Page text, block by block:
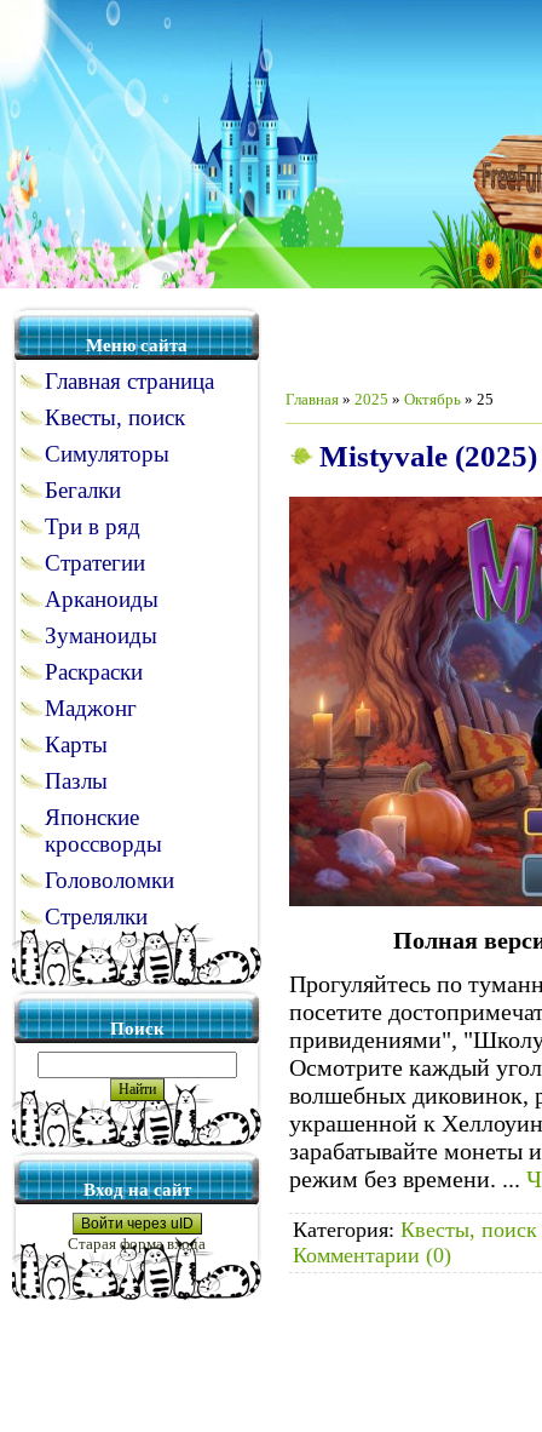
Меню сайта
Главная страница
Квесты, поиск
Симуляторы
Бегалки
Три в ряд
Стратегии
Арканоиды
Зуманоиды
Раскраски
Маджонг
Карты
Пазлы
Японские
кроссворды
Головоломки
Стрелялки
Поиск
Вход на сайт
Войти через uID
Старая форма входа
Главная » 2025 » Октябрь » 25
Mistyvale
Полная
Прогуляйтесь по
посетите
привидениями",
Осмотрите каждый
волшебных диковинок,
украшенной к
зарабатывайте монеты
режим без времени. ...
Категория: Квесты, поиск
Комментарии (0)